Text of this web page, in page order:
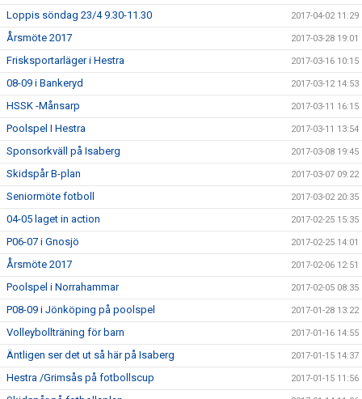
Loppis söndag 23/4 9.30-11.30 2017-04-02 11:29
Årsmöte 2017 2017-03-28 19:01
Frisksportarläger i Hestra 2017-03-16 10:15
08-09 i Bankeryd 2017-03-12 14:53
HSSK -Månsarp 2017-03-11 16:15
Poolspel I Hestra 2017-03-11 13:54
Sponsorkväll på Isaberg 2017-03-08 19:45
Skidspår B-plan 2017-03-07 09:22
Seniormöte fotboll 2017-03-02 20:35
04-05 laget in action 2017-02-25 15:35
P06-07 i Gnosjö 2017-02-25 14:01
Årsmöte 2017 2017-02-06 12:51
Poolspel i Norrahammar 2017-02-05 08:35
P08-09 i Jönköping på poolspel 2017-01-28 13:22
Volleybollträning för barn 2017-01-16 14:55
Äntligen ser det ut så här på Isaberg 2017-01-15 14:37
Hestra /Grimsås på fotbollscup 2017-01-15 11:56